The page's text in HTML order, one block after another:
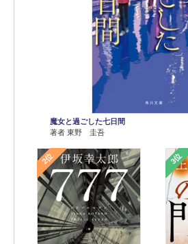
魔女と過ごした七日間
著者 東野 圭吾
2位 3位